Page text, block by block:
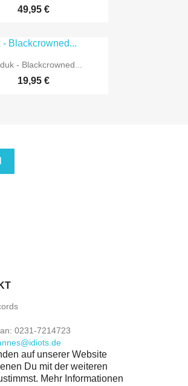
49,95 €
 Vorschau
- Blackcrowned...
19,95 €
0231-7214723
auf unserer Website
Du mit der weiteren
Mehr Informationen